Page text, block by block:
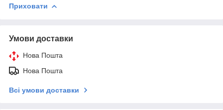
Приховати
Умови доставки
Нова Пошта
Нова Пошта
Всі умови доставки